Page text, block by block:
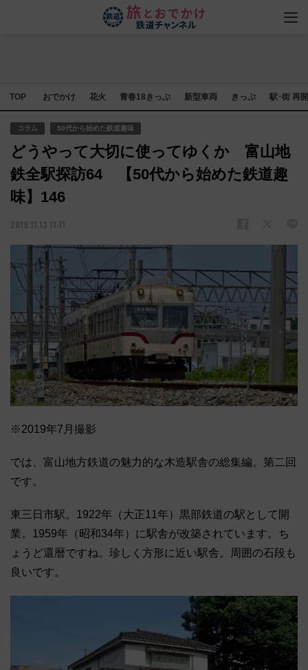
TOP おでかけ 花火 青春18きっぷ 新型車両 きっぷ 駅･街 再
コラム 50代から始めた鉄道趣味
どうやって大切に使ってゆくか 富山地
鉄全駅探訪64 【50代から始めた鉄道趣
味】146
2019.11.13 11:11
※2019年7月撮影
では、富山地方鉄道の魅力的な木造駅舎の総集編。第二回
です。
東三日市駅。1922年（大正11年）黒部鉄道の駅として開
業。1959年（昭和34年）に駅舎が改築されています。ち
ょうど還暦ですね。珍しく方形に近い駅舎。周囲の石段も
良いです。